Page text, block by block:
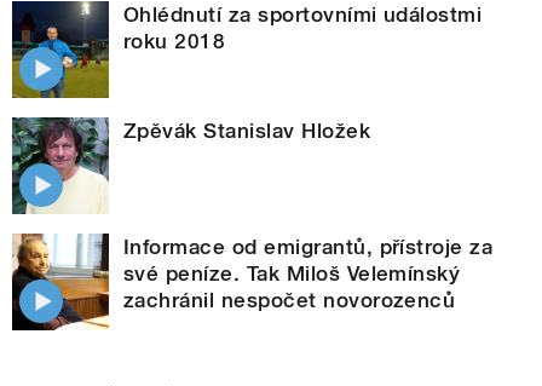
Ohlédnutí za sportovními událostmi
roku 2018
Zpěvák Stanislav Hložek
Informace od emigrantů, přístroje za
své peníze. Tak Miloš Velemínský
zachránil nespočet novorozenců